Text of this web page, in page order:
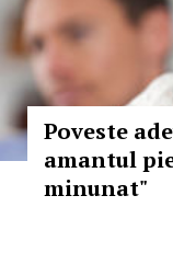
Poveste
amantul
minunat"